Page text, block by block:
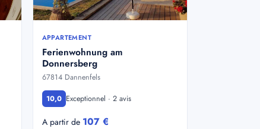
APPARTEMENT
Ferienwohnung am
Donnersberg
67814 Dannenfels
10,0 Exceptionnel · 2 avis
A partir de 107 €